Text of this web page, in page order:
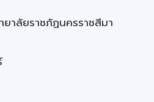
ยาลัยราชภัฏนครราชสีมา